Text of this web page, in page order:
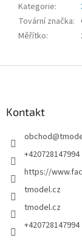
Kategorie:
Tovární značka:
Měřítko:
Kontakt
obchod@
+420728147994
https://
tmodel.cz
tmodel.cz
+420728147994